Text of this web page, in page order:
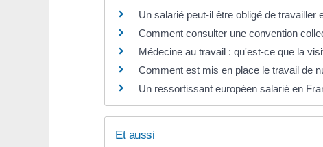
Un salarié peut-il être obligé de travailler
Comment consulter une convention
Médecine au travail : qu'est-ce que la
Comment est mis en place le travail de
Un ressortissant européen salarié en
Et aussi